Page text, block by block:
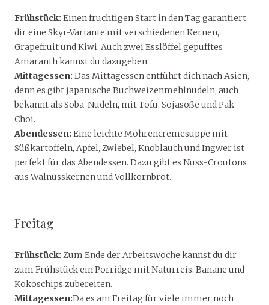
Frühstück: Einen fruchtigen Start in den Tag garantiert
dir eine Skyr-Variante mit verschiedenen Kernen,
Grapefruit und Kiwi. Auch zwei Esslöffel gepufftes
Amaranth kannst du dazugeben.
Mittagessen: Das Mittagessen entführt dich nach Asien,
denn es gibt japanische Buchweizenmehlnudeln, auch
bekannt als Soba-Nudeln, mit Tofu, Sojasoße und Pak
Choi.
Abendessen: Eine leichte Möhrencremesuppe mit
Süßkartoffeln, Apfel, Zwiebel, Knoblauch und Ingwer ist
perfekt für das Abendessen. Dazu gibt es Nuss-Croutons
aus Walnusskernen und Vollkornbrot.
Freitag
Frühstück: Zum Ende der Arbeitswoche kannst du dir
zum Frühstück ein Porridge mit Naturreis, Banane und
Kokoschips zubereiten.
Mittagessen:Da es am Freitag für viele immer noch